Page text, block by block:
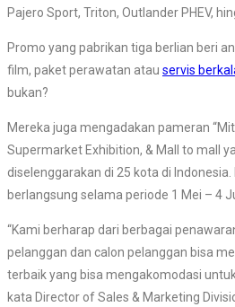
Pajero Sport, Triton, Outlander PHEV,
Promo yang pabrikan tiga berlian beri
film, paket perawatan atau servis
bukan?
Mereka juga mengadakan pameran
Supermarket Exhibition, & Mall to mall
diselenggarakan di 25 kota di
berlangsung selama periode 1 Mei – 4
“Kami berharap dari berbagai
pelanggan dan calon pelanggan bisa
terbaik yang bisa mengakomodasi
kata Director of Sales & Marketing